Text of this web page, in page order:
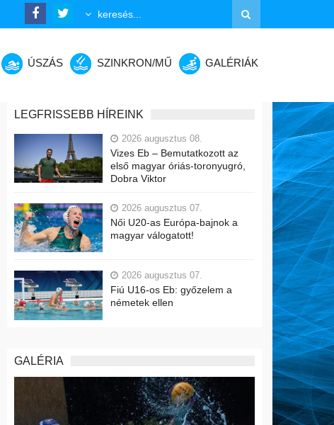
ÚSZÁS SZINKRON/MŰ GALÉRIÁK
LEGFRISSEBB HÍREINK
2026 augusztus 08.
Vizes Eb – Bemutatkozott az
első magyar óriás-toronyugró,
Dobra Viktor
2026 augusztus 07.
Női U20-as Európa-bajnok a
magyar válogatott!
2026 augusztus 07.
Fiú U16-os Eb: győzelem a
németek ellen
GALÉRIA